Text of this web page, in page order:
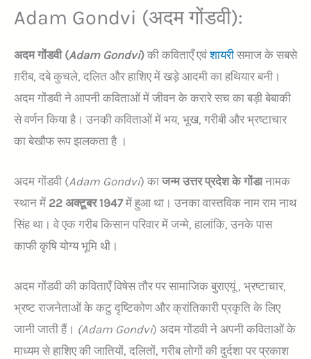
Adam Gondvi (अदम गोंडवी):
अदम गोंडवी (Adam Gondvi) की कविताएँ एवंशायरी समाज के सबसे
ग़रीब, दबे कुचले, दलित और हाशिए में खड़े आदमी का हथियार बनी।
अदम गोंडवी ने आपनी कविताओं में जीवन के करारे सच का बड़ी बेबाकी
से वर्णन किया है। उनकी कविताओं में भय, भूख, गरीबी और भ्रष्टाचार
का बेखौफ रूप झलकता है ।
अदम गोंडवी (Adam Gondvi) का जन्म उत्तर प्रदेश के गोंडानामक
स्थान में 22 अक्टूबर 1947में हुआ था। उनका वास्तविक नाम राम नाथ
सिंह था। वे एक गरीब किसान परिवार में जन्मे, हालांकि, उनके पास
काफी कृषि योग्य भूमि थी।
अदम गोंडवी की कविताएँ विषेस तौर पर सामाजिक बुराएयूं , भ्रष्टाचार,
भ्रष्ट राजनेताओं के कटु दृष्टिकोण और क्रांतिकारी प्रकृति के लिए
जानी जाती हैं। (Adam Gondvi) अदम गोंडवी ने अपनी कविताओं के
माध्यम से हाशिए की जातियों, दलितों, गरीब लोगों की दुर्दशा पर प्रकाश